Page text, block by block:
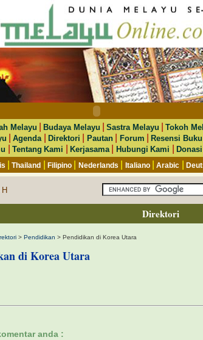
Melayu |Budaya Melayu |Sastra Melayu |Tokoh
|Agenda |Direktori Pautan| Forum |Resensi Buku
|Tentang Kami |Kerjasama Hubungi Kami Donasi
|Thailand |Filipino Nederlands Italiano|Arabic
Direktori
> Pendidikan > Pendidikan di Korea Utara
di Korea Utara
anda :